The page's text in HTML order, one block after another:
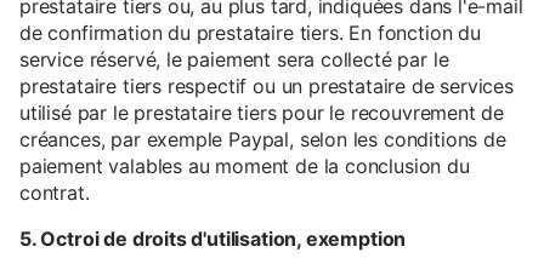
prestataire tiers ou, au plus tard, indiquées dans l'e-mail
de confirmation du prestataire tiers. En fonction du
service réservé, le paiement sera collecté par le
prestataire tiers respectif ou un prestataire de services
utilisé par le prestataire tiers pour le recouvrement de
créances, par exemple Paypal, selon les conditions de
paiement valables au moment de la conclusion du
contrat.
5. Octroi de droits d'utilisation, exemption